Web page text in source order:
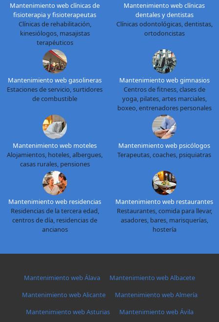
Mantenimiento web clínicas de
fisioterapia y fisioterapeutas
Clínicas de rehabilitación,
kinesiólogos, masajistas
terapéuticos
Mantenimiento web clínicas
dentales y dentistas
Clínicas odontológicas, dentistas,
ortodoncistas
Mantenimiento web gasolineras
Estaciones de servicio, surtidores
de combustible
Mantenimiento web gimnasios
Centros de fitness, clases de
yoga, pilates, artes marciales,
boxeo, entrenadores personales
Mantenimiento web moteles
Alojamientos, hoteles, albergues,
casas rurales, pensiones
Mantenimiento web psicólogos
Terapeutas, coaches, psiquiatras
Mantenimiento web residencias
Residencias de la tercera edad,
centros de día, residencias de
ancianos
Mantenimiento web restaurantes
Restaurantes, comida para llevar,
asadores, bares, marisquerías,
hostería
Mantenimiento web Álava
Mantenimiento web Albacete
Mantenimiento web Alicante
Mantenimiento web Almería
Mantenimiento web Asturias
Mantenimiento web Ávila